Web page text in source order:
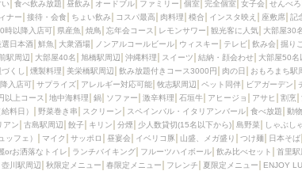
エビスビール ウェディング 58KACHA-SEA
バイキ
ベリコ豚 山盛、メガ盛り つけ麺 日本そば 冬限定
焼き・もんじゃ オーガニック プレミアムフライデー
ング フルーツハイボール 飲み比べセット 首里駅
様特典 おばんざい チーズタッカルビ 奥武山公園駅周
限定メニュー フレンチ 夏限定メニュー ENJOY
ル 那覇空港駅周辺 儀保駅周辺
食べ飲み放題 昼飲み オードブル ファミリー 個室 完全個室 女子会 せんべろ
ナー 接待・会食 ちょい飲み コスパ最高 肉料理 模合 インスタ映え 座敷席 記
時以降入店可 県産魚 焼鳥 忘年会コース レモンサワー 観光客に人気 大部屋30
選日本酒 鮮魚 大衆酒場 ノンアルコールビール ウィスキー テレビ 飲み会 掘り
駅周辺 大部屋40名 旭橋駅周辺 沖縄料理 スイーツ 結納・顔会わせ 大部屋50名
づくし 燻製料理 美栄橋駅周辺 飲み放題付きコース3000円 肉の日 おもろまち駅
入店可 サプライズ アレルギー対応可能 牧志駅周辺 ペット同伴 ビアガーデン
以上コース 地中海料理 鍋 ソファー 激辛料理 石垣牛 アヒージョ アサヒ 割烹
料日） 野菜巻き串 スクリーン スペインバル・イタリアンバール 食べ放題 動
アン 古島駅周辺 餃子 キリン 分煙 少人数貸切(15名以下から) 島野菜 しゃぶし
ッフェ） マイク サッポロ 昼宴会 イベリコ豚 山盛、メガ盛り つけ麺 日本そば
orお洒落なトイレ ランチバイキング フルーツハイボール 飲み比べセット 首里駅
壺川駅周辺 秋限定メニュー 春限定メニュー フレンチ 夏限定メニュー ENJOY